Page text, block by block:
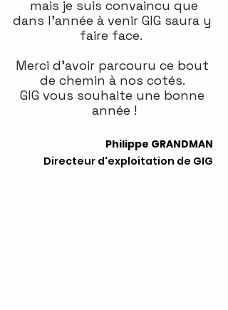
dans l'année à venir GIG saura y
faire face.
Merci d'avoir parcouru ce bout
de chemin à nos cotés.
GIG vous souhaite une bonne
année !
Philippe GRANDMAN
Directeur d'exploitation de GIG